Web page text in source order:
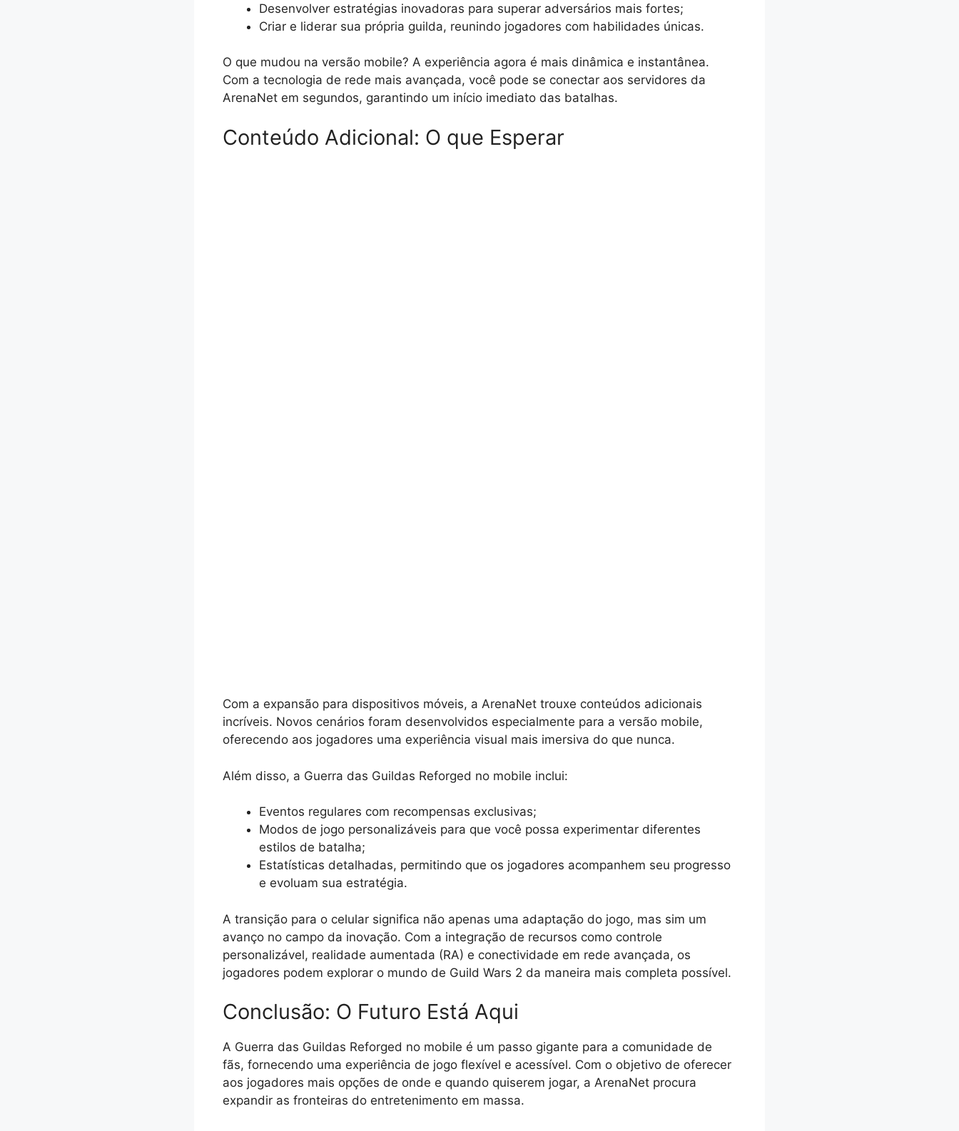
Desenvolver estratégias inovadoras para superar adversários mais fortes;
Criar e liderar sua própria guilda, reunindo jogadores com habilidades únicas.
O que mudou na versão mobile? A experiência agora é mais dinâmica e instantânea.
Com a tecnologia de rede mais avançada, você pode se conectar aos servidores da
ArenaNet em segundos, garantindo um início imediato das batalhas.
Conteúdo Adicional: O que Esperar
Com a expansão para dispositivos móveis, a ArenaNet trouxe conteúdos adicionais
incríveis. Novos cenários foram desenvolvidos especialmente para a versão mobile,
oferecendo aos jogadores uma experiência visual mais imersiva do que nunca.
Além disso, a Guerra das Guildas Reforged no mobile inclui:
Eventos regulares com recompensas exclusivas;
Modos de jogo personalizáveis para que você possa experimentar diferentes
estilos de batalha;
Estatísticas detalhadas, permitindo que os jogadores acompanhem seu progresso
e evoluam sua estratégia.
A transição para o celular significa não apenas uma adaptação do jogo, mas sim um
avanço no campo da inovação. Com a integração de recursos como controle
personalizável, realidade aumentada (RA) e conectividade em rede avançada, os
jogadores podem explorar o mundo de Guild Wars 2 da maneira mais completa possível.
Conclusão: O Futuro Está Aqui
A Guerra das Guildas Reforged no mobile é um passo gigante para a comunidade de
fãs, fornecendo uma experiência de jogo flexível e acessível. Com o objetivo de oferecer
aos jogadores mais opções de onde e quando quiserem jogar, a ArenaNet procura
expandir as fronteiras do entretenimento em massa.